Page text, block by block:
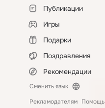
Публикации
Игры
Подарки
Поздравления
Рекомендации
Сменить язык
Рекламодателям Помощь